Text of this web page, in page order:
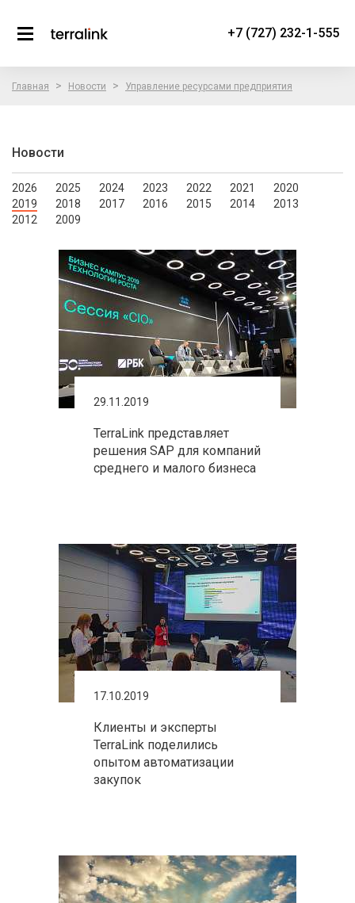
+7 (727) 232-1-555
Главная > Новости > Управление ресурсами предприятия
Новости
2026 2025 2024 2023 2022 2021
2020
2019
2018 2017 2016 2015 2014
2013
2012
2009
29.11.2019
TerraLink представляет
решения SAP для компаний
среднего и малого бизнеса
17.10.2019
Клиенты и эксперты
TerraLink поделились
опытом автоматизации
закупок